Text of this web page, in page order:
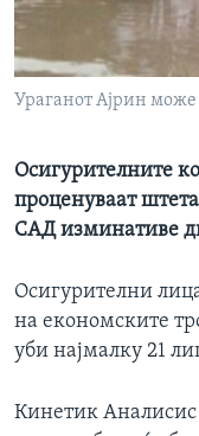
ИНТЕРВЈУА
Ураганот Ајрин
Осигурителните
проценуваат
САД изминативе
Осигурителни
на економските
уби најмалку 21
Кинетик